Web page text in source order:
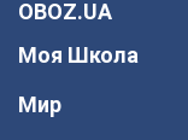
OBOZ.UA
Моя Школа
Мир